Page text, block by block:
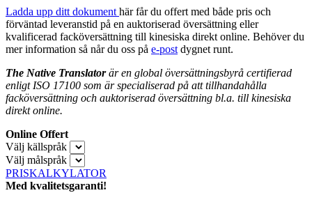
Ladda upp ditt dokument här får du offert med både pris och
förväntad leveranstid på en auktoriserad översättning eller
kvalificerad facköversättning till kinesiska direkt online. Behöver du
mer information så når du oss på e-post dygnet runt.
The Native Translatorär en global översättningsbyrå certifierad
enligt ISO 17100 som är specialiserad på att tillhandahålla
facköversättning och auktoriserad översättning bl.a. till kinesiska
direkt online.
Online Offert
Välj källspråk
Välj målspråk
PRISKALKYLATOR
Med kvalitetsgaranti!